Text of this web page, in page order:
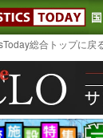
総合トップに戻